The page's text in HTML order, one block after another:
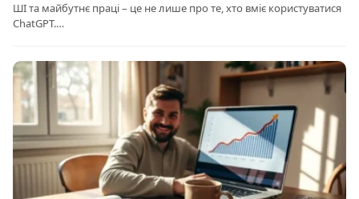
ШІ та майбутнє праці – це не лише про те, хто вміє користуватися
ChatGPT.…